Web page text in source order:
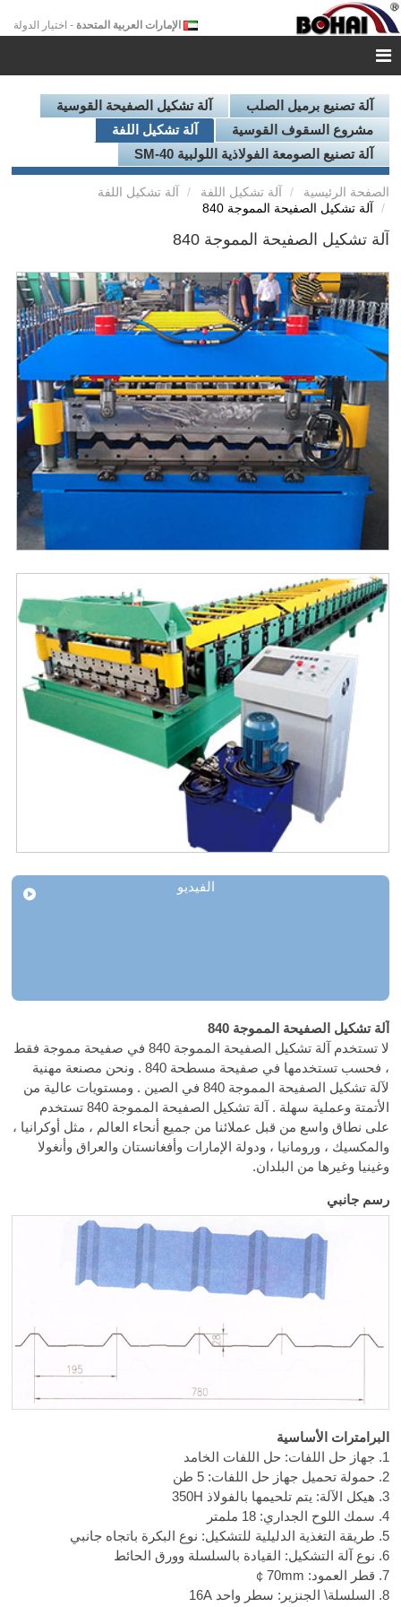
الإمارات العربية المتحدة - اختيار الدولة
آلة تصنيع برميل الصلب
آلة تشكيل الصفيحة القوسية
مشروع السقوف القوسية
آلة تشكيل اللفة
آلة تصنيع الصومعة الفولاذية اللولبية SM-40
الصفحة الرئيسية آلة تشكيل اللفة
آلة تشكيل اللفة
آلة تشكيل الصفيحة المموجة 840
آلة تشكيل الصفيحة المموجة 840
الفيديو
آلة تشكيل الصفيحة المموجة 840
لا تستخدم آلة تشكيل الصفيحة المموجة 840 في صفيحة مموجة فقط
، فحسب تستخدمها في صفيحة مسطحة 840 . ونحن مصنعة مهنية
لآلة تشكيل الصفيحة المموجة 840 في الصين . ومستويات عالية من
الأتمتة وعملية سهلة . آلة تشكيل الصفيحة المموجة 840 تستخدم
على نطاق واسع من قبل عملائنا من جميع أنحاء العالم ، مثل أوكرانيا ،
والمكسيك ، ورومانيا ، ودولة الإمارات وأفغانستان والعراق وأنغولا
وغينيا وغيرها من البلدان.
رسم جانبي
البرامترات الأساسية
1. جهاز حل اللفات: حل اللفات الخامد
2. حمولة تحميل جهاز حل اللفات: 5 طن
3. هيكل الآلة: يتم تلحيمها بالفولاذ 350H
4. سمك اللوح الجداري: 18 ملمتر
5. طريقة التغذية الدليلية للتشكيل: نوع البكرة باتجاه جانبي
6. نوع آلة التشكيل: القيادة بالسلسلة وورق الحائط
7. قطر العمود:
￠70mm
8. السلسلة\ الجنزير: سطر واحد 16A